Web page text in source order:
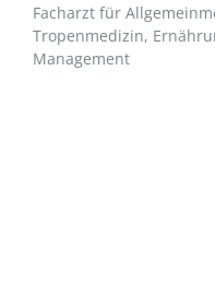
Facharzt für
Tropenmedizin,
Management